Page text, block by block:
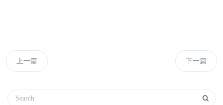
上一篇 下一篇